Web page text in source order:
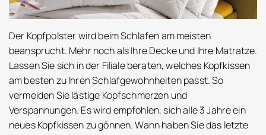
Der Kopfpolster wird beim Schlafen am meisten
beansprucht. Mehr noch als Ihre Decke und Ihre Matratze.
Lassen Sie sich in der Filiale beraten, welches Kopfkissen
am besten zu Ihren Schlafgewohnheiten passt. So
vermeiden Sie lästige Kopfschmerzen und
Verspannungen. Es wird empfohlen, sich alle 3 Jahre ein
neues Kopfkissen zu gönnen. Wann haben Sie das letzte